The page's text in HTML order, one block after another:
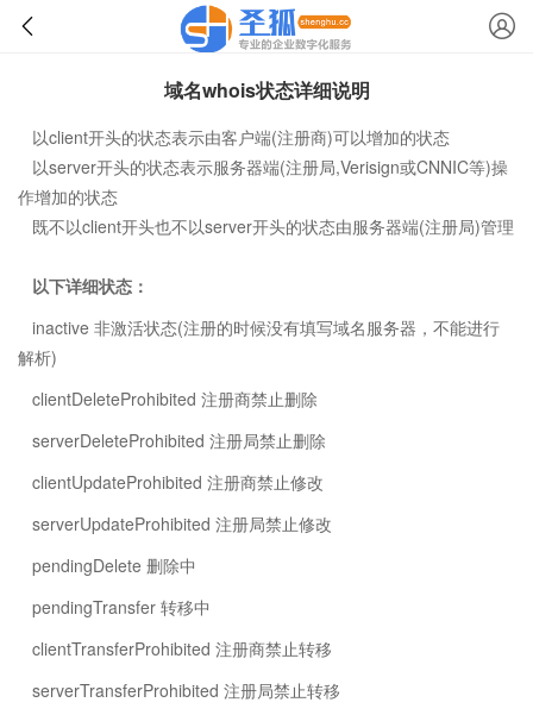
域名whois状态详细说明
以client开头的状态表示由客户端(注册商)可以增加的状态
以server开头的状态表示服务器端(注册局,Verisign或CNNIC等)操
作增加的状态
既不以client开头也不以server开头的状态由服务器端(注册局)管理
以下详细状态：
inactive 非激活状态(注册的时候没有填写域名服务器，不能进行
解析)
clientDeleteProhibited 注册商禁止删除
serverDeleteProhibited 注册局禁止删除
clientUpdateProhibited 注册商禁止修改
serverUpdateProhibited 注册局禁止修改
pendingDelete 删除中
pendingTransfer 转移中
clientTransferProhibited 注册商禁止转移
serverTransferProhibited 注册局禁止转移